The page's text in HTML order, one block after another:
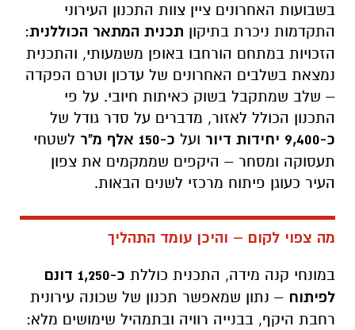
בשבועות האחרונים ציין צוות התכנון העירוני
התקדמות ניכרת בתיקון תכנית המתאר הכוללנית:
הזכויות במתחם הורחבו באופן משמעותי, והתכנית
נמצאת בשלבים האחרונים של עדכון וטרם הפקדה
– שלב שמתקבל בשוק כאיתות חיובי. על פי
התכנון הכולל לאזור, מדברים על סדר גודל של
כ-9,400 יחידות דיור ועל כ-150 אלף מ"ר
לשטחי
תעסוקה ומסחר – היקפים שממקמים את צפון
העיר כעוגן פיתוח מרכזי לשנים הבאות.
מה צפוי לקום – והיכן עומד התהליך
במונחי קנה מידה, התכנית כוללת
כ-1,250 דונם
לפיתוח – נתון שמאפשר תכנון של שכונה עירונית
רחבת היקף, בבנייה רוויה ובתמהיל שימושים מלא: